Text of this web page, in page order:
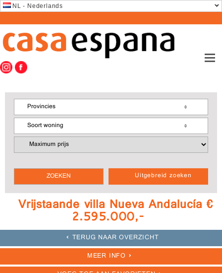
NL - Nederlands
Uitgebreid zoeken
Provincies
Soort woning
Vrijstaande villa Nueva Andalucía €
2.595.000,-
TERUG NAAR OVERZICHT
MEER INFO